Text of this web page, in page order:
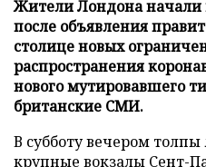
Жители Лондона начали
после объявления
столице новых
распространения
нового мутировавшего
британские СМИ.
В субботу вечером
крупные вокзалы Сент-